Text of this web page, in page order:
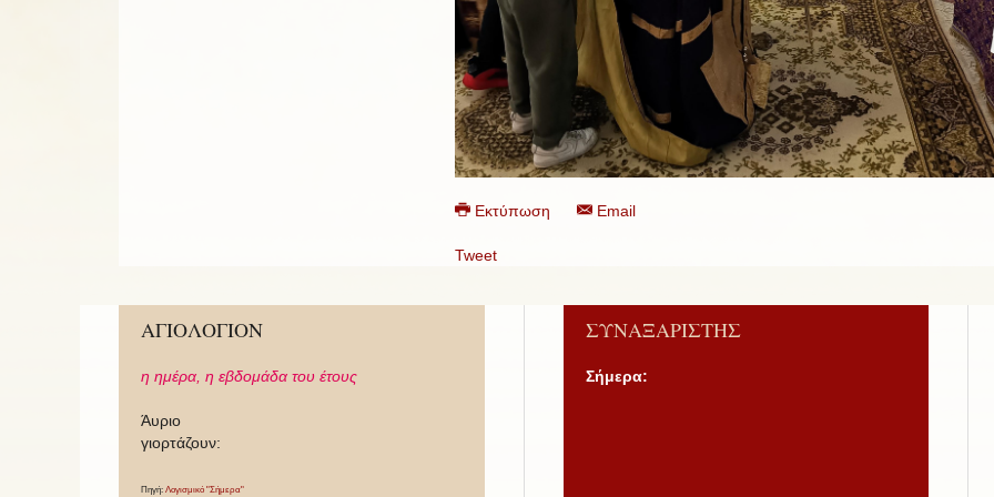
Εκτύπωση Email
Tweet
ΑΓΙΟΛΟΓΙΟΝ
η ημέρα, η εβδομάδα του έτους
Άυριο
γιορτάζουν:
Πηγή: Λογισμικό "Σήμερα"
ΣΥΝΑΞΑΡΙΣΤΗΣ
Σήμερα: